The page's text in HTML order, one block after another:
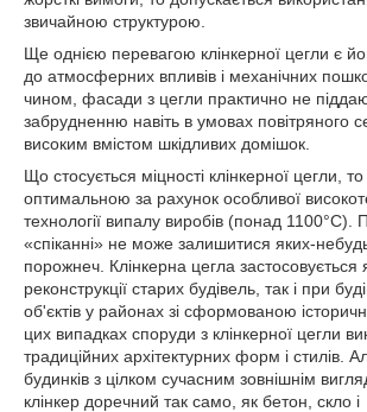
звичайною структурою.
Ще однією перевагою клінкерної цегли є
до атмосферних впливів і механічних
чином, фасади з цегли практично не
забрудненню навіть в умовах повітряного
високим вмістом шкідливих домішок.
Що стосується міцності клінкерної цегли,
оптимальною за рахунок особливої
технології випалу виробів (понад 1100°С).
«спіканні» не може залишитися яких-
порожнеч. Клінкерна цегла застосовується
реконструкції старих будівель, так і при
об'єктів у районах зі сформованою
цих випадках споруди з клінкерної цегли
традиційних архітектурних форм і стилів.
будинків з цілком сучасним зовнішнім
клінкер доречний так само, як бетон, скло і